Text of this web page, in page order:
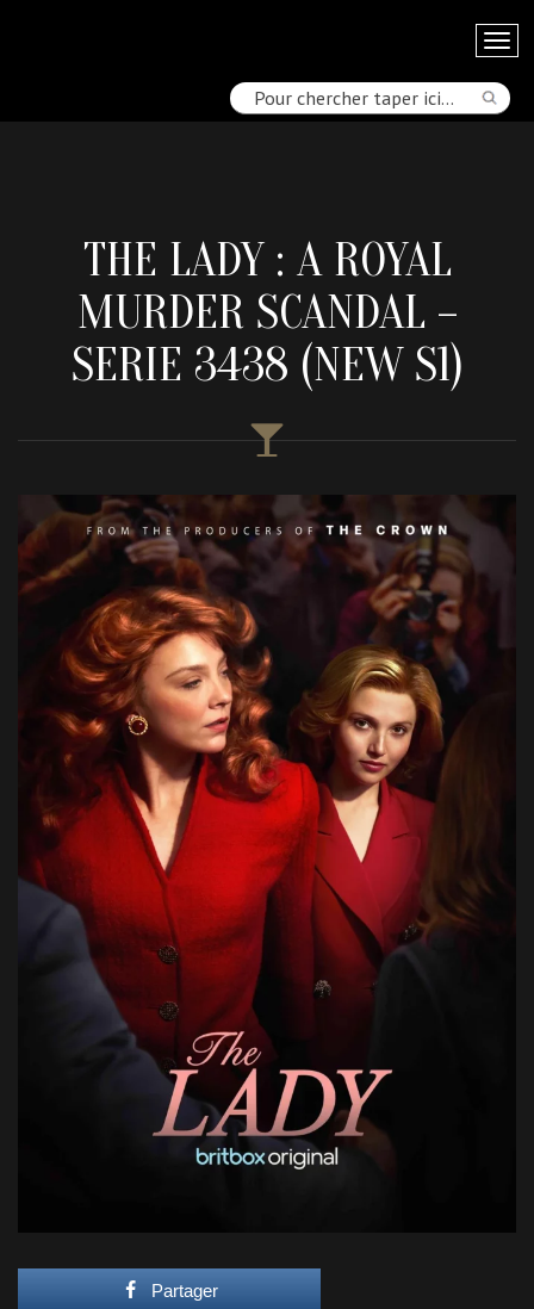
THE LADY : A ROYAL
MURDER SCANDAL –
SERIE 3438 (NEW S1)
Partager